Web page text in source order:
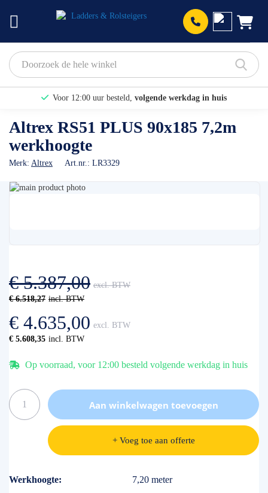
Voor 12:00 uur besteld, volgende werkdag in huis
Binnen 1 dag een
Altrex RS51 PLUS 90x185 7,2m
werkhoogte
Merk: Altrex Art.nr.: LR3329
Ga
gallerij
€ 6.518,27
€ 5.387,00
€ 5.608,35
€ 4.635,00
Op voorraad, voor 12:00 besteld volgende werkdag in huis
Aan winkelwagen toevoegen
+ Voeg toe aan offerte
Specificaties
Werkhoogte
7,20 meter